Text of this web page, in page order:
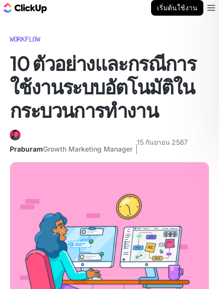
เริ่มต้นใช้งาน
WORKFLOW
10 ตัวอย่างและกรณีการ
ใช้งานระบบอัตโนมัติใน
กระบวนการทำงาน
PraburamGrowth Marketing Manager
15 กันยายน 2567